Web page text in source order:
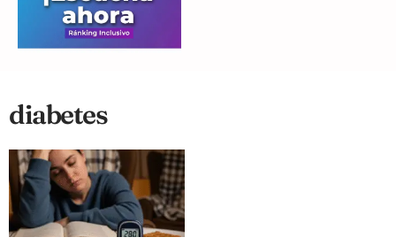
diabetes